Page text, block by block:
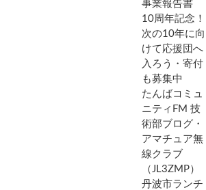
事業報告書
10周年記念！
次の10年に向
けて応援団へ
入ろう・寄付
も募集中
たんばコミュ
ニティFM 技
術部ブログ・
アマチュア無
線クラブ
（JL3ZMP）
丹波市ランチ